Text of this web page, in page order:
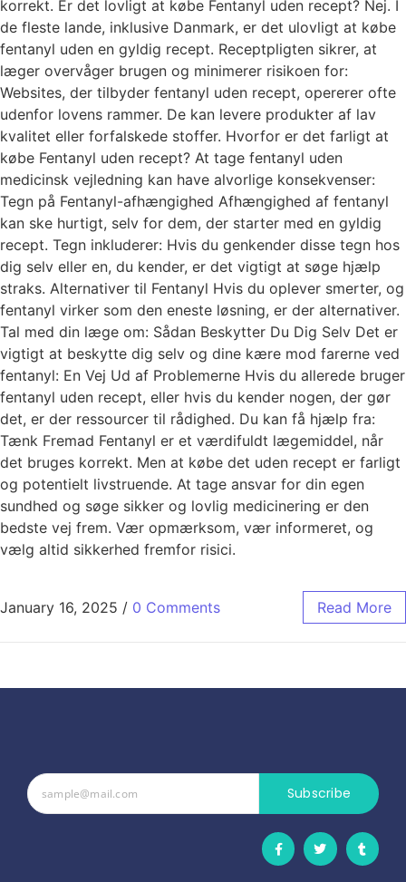
korrekt. Er det lovligt at købe Fentanyl uden recept? Nej. I
de fleste lande, inklusive Danmark, er det ulovligt at købe
fentanyl uden en gyldig recept. Receptpligten sikrer, at
læger overvåger brugen og minimerer risikoen for:
Websites, der tilbyder fentanyl uden recept, opererer ofte
udenfor lovens rammer. De kan levere produkter af lav
kvalitet eller forfalskede stoffer. Hvorfor er det farligt at
købe Fentanyl uden recept? At tage fentanyl uden
medicinsk vejledning kan have alvorlige konsekvenser:
Tegn på Fentanyl-afhængighed Afhængighed af fentanyl
kan ske hurtigt, selv for dem, der starter med en gyldig
recept. Tegn inkluderer: Hvis du genkender disse tegn hos
dig selv eller en, du kender, er det vigtigt at søge hjælp
straks. Alternativer til Fentanyl Hvis du oplever smerter, og
fentanyl virker som den eneste løsning, er der alternativer.
Tal med din læge om: Sådan Beskytter Du Dig Selv Det er
vigtigt at beskytte dig selv og dine kære mod farerne ved
fentanyl: En Vej Ud af Problemerne Hvis du allerede bruger
fentanyl uden recept, eller hvis du kender nogen, der gør
det, er der ressourcer til rådighed. Du kan få hjælp fra:
Tænk Fremad Fentanyl er et værdifuldt lægemiddel, når
det bruges korrekt. Men at købe det uden recept er farligt
og potentielt livstruende. At tage ansvar for din egen
sundhed og søge sikker og lovlig medicinering er den
bedste vej frem. Vær opmærksom, vær informeret, og
vælg altid sikkerhed fremfor risici.
January 16, 2025 / 0 Comments Read More
Subscribe